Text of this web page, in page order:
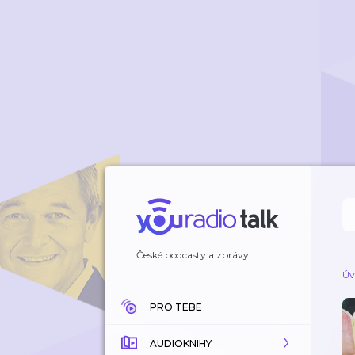
České podcasty a zprávy
PRO TEBE
AUDIOKNIHY